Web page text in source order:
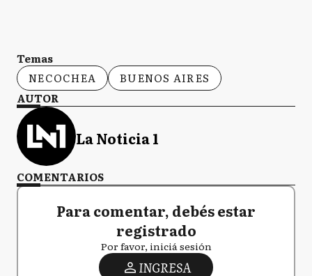
Temas
NECOCHEA
BUENOS AIRES
AUTOR
La Noticia 1
COMENTARIOS
Para comentar, debés estar
registrado
Por favor, iniciá sesión
INGRESA